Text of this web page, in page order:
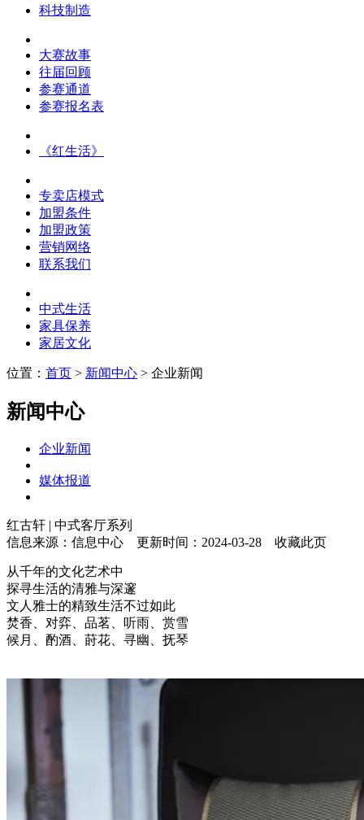
科技制造
大赛故事
往届回顾
参赛通道
参赛报名表
《红生活》
专卖店模式
加盟条件
加盟政策
营销网络
联系我们
中式生活
家具保养
家居文化
位置： 首页 > 新闻中心 > 企业新闻
新闻中心
企业新闻
媒体报道
红古轩 | 中式客厅系列
信息来源：信息中心 更新时间：2024-03-28 收藏此页
从千年的文化艺术中
探寻生活的清雅与深邃
文人雅士的精致生活不过如此
焚香、对弈、品茗、听雨、赏雪
候月、酌酒、莳花、寻幽、抚琴